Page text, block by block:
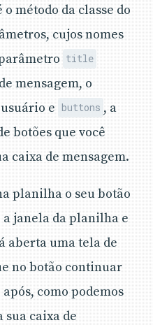
o método da classe do
cujos nomes
title
mensagem, o
e buttons , a
botões que você
caixa de mensagem.
planilha o seu botão
a janela da planilha e
aberta uma tela de
no botão continuar
como podemos
sua caixa de